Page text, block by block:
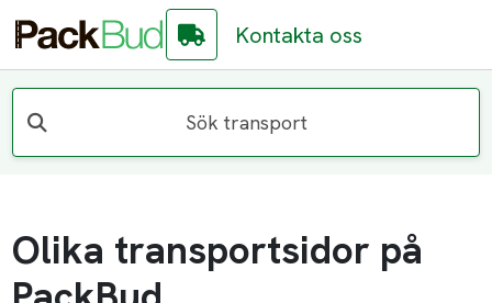
Kontakta oss
Sök transport
Olika transportsidor på